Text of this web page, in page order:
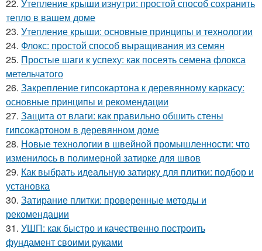
22. Утепление крыши изнутри: простой способ сохранить
тепло в вашем доме
23. Утепление крыши: основные принципы и технологии
24. Флокс: простой способ выращивания из семян
25. Простые шаги к успеху: как посеять семена флокса
метельчатого
26. Закрепление гипсокартона к деревянному каркасу:
основные принципы и рекомендации
27. Защита от влаги: как правильно обшить стены
гипсокартоном в деревянном доме
28. Новые технологии в швейной промышленности: что
изменилось в полимерной затирке для швов
29. Как выбрать идеальную затирку для плитки: подбор и
установка
30. Затирание плитки: проверенные методы и
рекомендации
31. УШП: как быстро и качественно построить
фундамент своими руками